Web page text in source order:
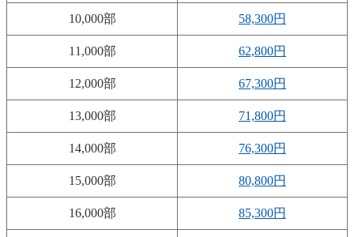
10,000部 58,300円
11,000部 62,800円
12,000部 67,300円
13,000部 71,800円
14,000部 76,300円
15,000部 80,800円
16,000部 85,300円